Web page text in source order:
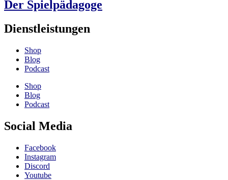
Der Spielpädagoge
Dienstleistungen
Shop
Blog
Podcast
Shop
Blog
Podcast
Social Media
Facebook
Instagram
Discord
Youtube